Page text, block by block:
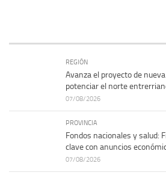
REGIÓN
Avanza el proyecto de
potenciar el norte
07/08/2026
PROVINCIA
Fondos nacionales y salud:
clave con anuncios
07/08/2026